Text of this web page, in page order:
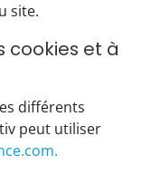
site.
cookies et à
différents
peut utiliser